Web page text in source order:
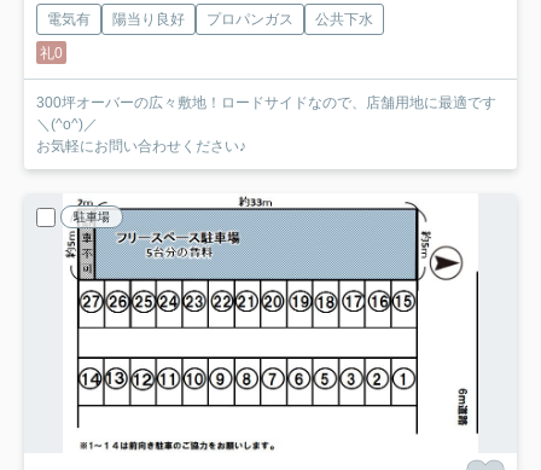
電気有 陽当り良好 プロパンガス
公共下水
礼0
300坪オーバーの広々敷地！ロードサイドなので、店舗用地に最適です
＼(^o^)／
お気軽にお問い合わせください♪
駐車場